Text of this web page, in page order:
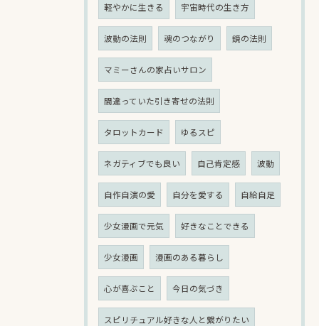
軽やかに生きる 宇宙時代の生き方
波動の法則 魂のつながり 鏡の法則
マミーさんの家占いサロン
間違っていた引き寄せの法則
タロットカード ゆるスピ
ネガティブでも良い 自己肯定感 波動
自作自演の愛 自分を愛する 自給自足
少女漫画で元気 好きなことできる
少女漫画 漫画のある暮らし
心が喜ぶこと 今日の気づき
スピリチュアル好きな人と繋がりたい